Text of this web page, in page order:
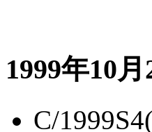
1999年10月
C/